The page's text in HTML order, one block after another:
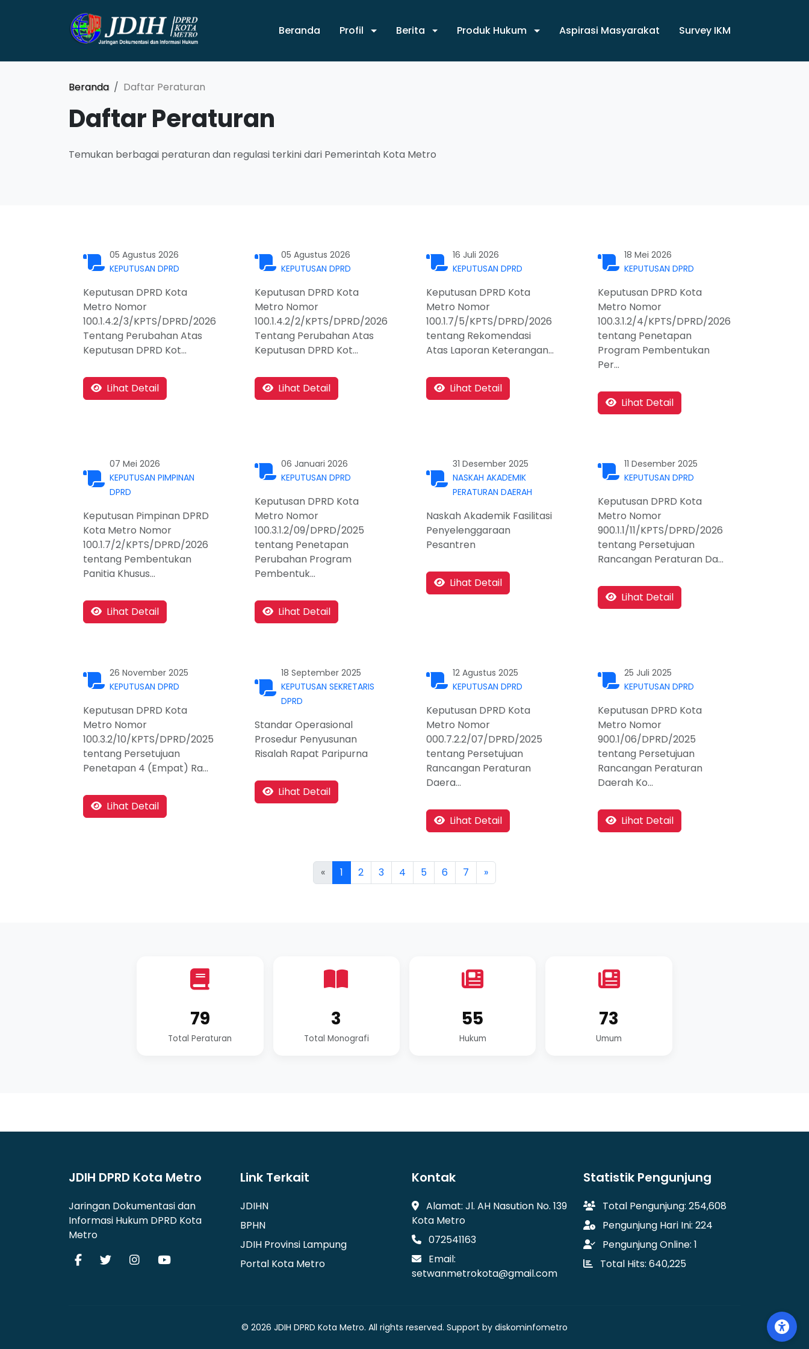
Beranda Profil Berita Produk Hukum Aspirasi Masyarakat Survey IKM
Beranda Daftar Peraturan
Daftar Peraturan
Temukan berbagai peraturan dan regulasi terkini dari Pemerintah Kota Metro
05 Agustus 2026
KEPUTUSAN DPRD
Keputusan DPRD Kota
Metro Nomor
100.1.4.2/3/KPTS/DPRD/2026
Tentang Perubahan Atas
Keputusan DPRD Kot...
Lihat Detail
05 Agustus 2026
KEPUTUSAN DPRD
Keputusan DPRD Kota
Metro Nomor
100.1.4.2/2/KPTS/DPRD/2026
Tentang Perubahan Atas
Keputusan DPRD Kot...
Lihat Detail
16 Juli 2026
KEPUTUSAN DPRD
Keputusan DPRD Kota
Metro Nomor
100.1.7/5/KPTS/DPRD/2026
tentang Rekomendasi
Atas Laporan Keterangan...
Lihat Detail
18 Mei 2026
KEPUTUSAN DPRD
Keputusan DPRD Kota
Metro Nomor
100.3.1.2/4/KPTS/DPRD/2026
tentang Penetapan
Program Pembentukan
Per...
Lihat Detail
07 Mei 2026
KEPUTUSAN PIMPINAN
DPRD
Keputusan Pimpinan DPRD
Kota Metro Nomor
100.1.7/2/KPTS/DPRD/2026
tentang Pembentukan
Panitia Khusus...
Lihat Detail
06 Januari 2026
KEPUTUSAN DPRD
Keputusan DPRD Kota
Metro Nomor
100.3.1.2/09/DPRD/2025
tentang Penetapan
Perubahan Program
Pembentuk...
Lihat Detail
31 Desember 2025
NASKAH AKADEMIK
PERATURAN DAERAH
Naskah Akademik Fasilitasi
Penyelenggaraan
Pesantren
Lihat Detail
11 Desember 2025
KEPUTUSAN DPRD
Keputusan DPRD Kota
Metro Nomor
900.1.1/11/KPTS/DPRD/2026
tentang Persetujuan
Rancangan Peraturan Da...
Lihat Detail
26 November 2025
KEPUTUSAN DPRD
Keputusan DPRD Kota
Metro Nomor
100.3.2/10/KPTS/DPRD/2025
tentang Persetujuan
Penetapan 4 (Empat) Ra...
Lihat Detail
18 September 2025
KEPUTUSAN SEKRETARIS
DPRD
Standar Operasional
Prosedur Penyusunan
Risalah Rapat Paripurna
Lihat Detail
12 Agustus 2025
KEPUTUSAN DPRD
Keputusan DPRD Kota
Metro Nomor
000.7.2.2/07/DPRD/2025
tentang Persetujuan
Rancangan Peraturan
Daera...
Lihat Detail
25 Juli 2025
KEPUTUSAN DPRD
Keputusan DPRD Kota
Metro Nomor
900.1/06/DPRD/2025
tentang Persetujuan
Rancangan Peraturan
Daerah Ko...
Lihat Detail
« 1 2 3 4 5 6 7 »
79
Total Peraturan
3
Total Monografi
55
Hukum
73
Umum
JDIH DPRD Kota Metro
Jaringan Dokumentasi dan
Informasi Hukum DPRD Kota
Metro
Link Terkait
JDIHN
BPHN
JDIH Provinsi Lampung
Portal Kota Metro
Kontak
Alamat: Jl. AH Nasution No. 139
Kota Metro
072541163
Email:
setwanmetrokota@gmail.com
Statistik Pengunjung
Total Pengunjung: 254,608
Pengunjung Hari Ini: 224
Pengunjung Online: 1
Total Hits: 640,225
© 2026 JDIH DPRD Kota Metro. All rights reserved. Support by diskominfometro